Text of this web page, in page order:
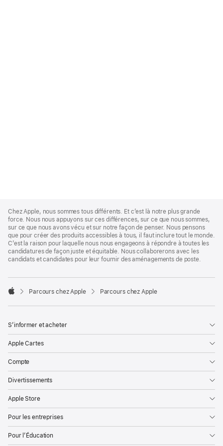
Footer
Chez Apple, nous sommes tous différents. Et c’est là notre plus grande
force. Nous nous appuyons sur ces différences, sur ce que nous sommes,
sur ce que nous avons vécu et sur notre façon de penser. Nous pensons
que pour créer des produits accessibles à tous, il faut inclure tout le monde.
C’est la raison pour laquelle nous nous engageons à répondre à toutes les
candidatures de façon juste et équitable. Nous collaborerons avec les
candidats et candidates pour leur fournir des aménagements de poste.

Parcours chez Apple Parcours chez Apple
S’informer et acheter
Apple Cartes
Compte
Divertissements
Apple Store
Pour les entreprises
Pour l’Éducation